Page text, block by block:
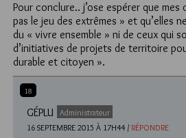
Pour conclure.. j’ose espérer que
pas le jeu des extrêmes » et qu’elles
du « vivre ensemble » ni de ceux qui
d’initiatives de projets de territoire
durable et citoyen ».
18
GÉPLU
Administrateur
16 SEPTEMBRE 2015 À 17H44 / RÉPONDRE